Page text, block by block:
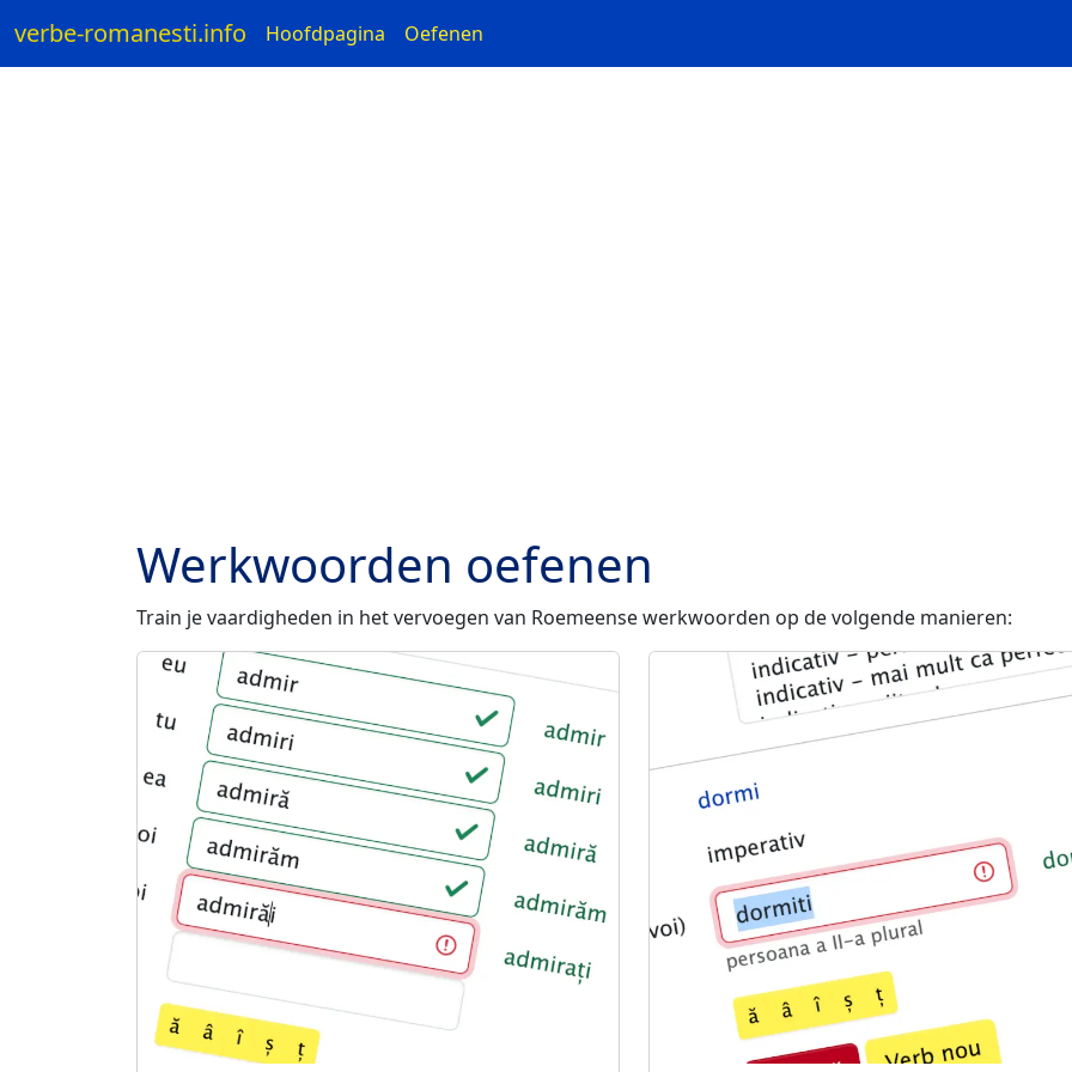
verbe-romanesti.info Hoofdpagina Oefenen
Werkwoorden oefenen
Train je vaardigheden in het vervoegen van Roemeense werkwoorden op de volgende manieren: